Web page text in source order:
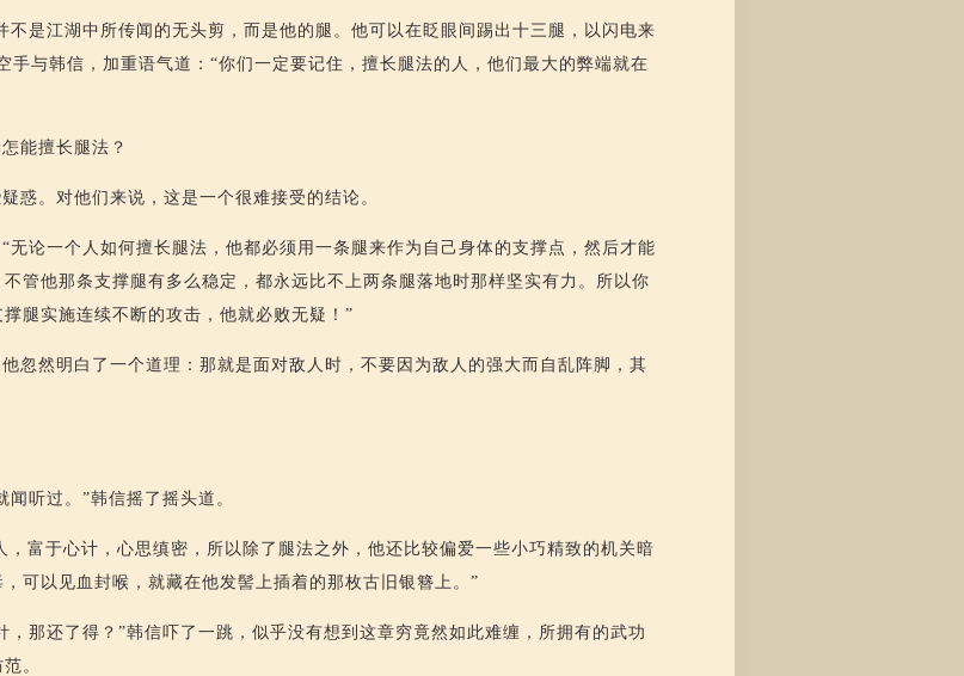
不是江湖中所传闻的无头剪，而是他的腿。他可以在眨眼间踢出十三腿，以闪电来
手与韩信，加重语气道：“你们一定要记住，擅长腿法的人，他们最大的弊端就在
能擅长腿法？
惑。对他们来说，这是一个很难接受的结论。
无论一个人如何擅长腿法，他都必须用一条腿来作为自己身体的支撑点，然后才能
管他那条支撑腿有多么稳定，都永远比不上两条腿落地时那样坚实有力。所以你
腿实施连续不断的攻击，他就必败无疑！”
忽然明白了一个道理：那就是面对敌人时，不要因为敌人的强大而自乱阵脚，其
听过。”韩信摇了摇头道。
，富于心计，心思缜密，所以除了腿法之外，他还比较偏爱一些小巧精致的机关暗
可以见血封喉，就藏在他发髻上插着的那枚古旧银簪上。”
，那还了得？”韩信吓了一跳，似乎没有想到这章穷竟然如此难缠，所拥有的武功
。